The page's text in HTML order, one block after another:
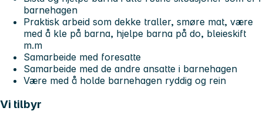
barnehagen
Praktisk arbeid som dekke traller, smøre mat, være
med å kle på barna, hjelpe barna på do, bleieskift
m.m
Samarbeide med foresatte
Samarbeide med de andre ansatte i barnehagen
Være med å holde barnehagen ryddig og rein
Vi tilbyr